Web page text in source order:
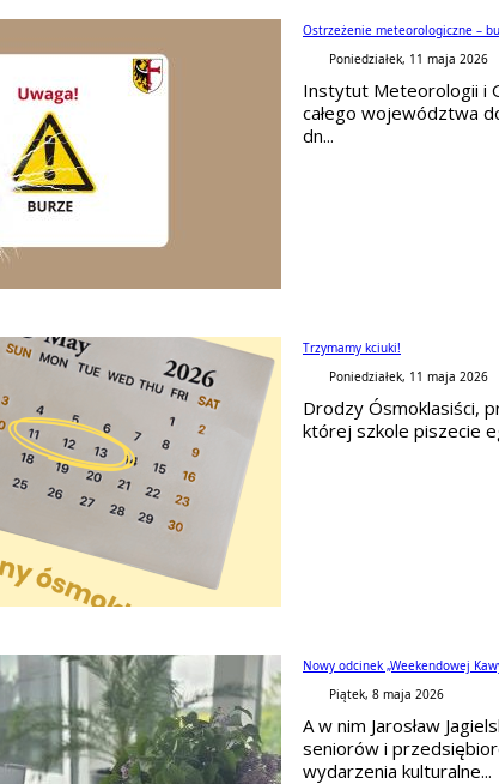
Ostrzeżenie meteorologiczne –
Poniedziałek, 11 maja 2026
Instytut Meteorologii i
całego województwa
dn...
Trzymamy kciuki!
Poniedziałek, 11 maja 2026
Drodzy Ósmoklasiści,
której szkole piszecie
Nowy odcinek „Weekendowej
Piątek, 8 maja 2026
A w nim Jarosław
seniorów i
wydarzenia kulturalne...